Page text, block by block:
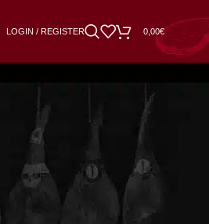
LOGIN / REGISTER 0,00€